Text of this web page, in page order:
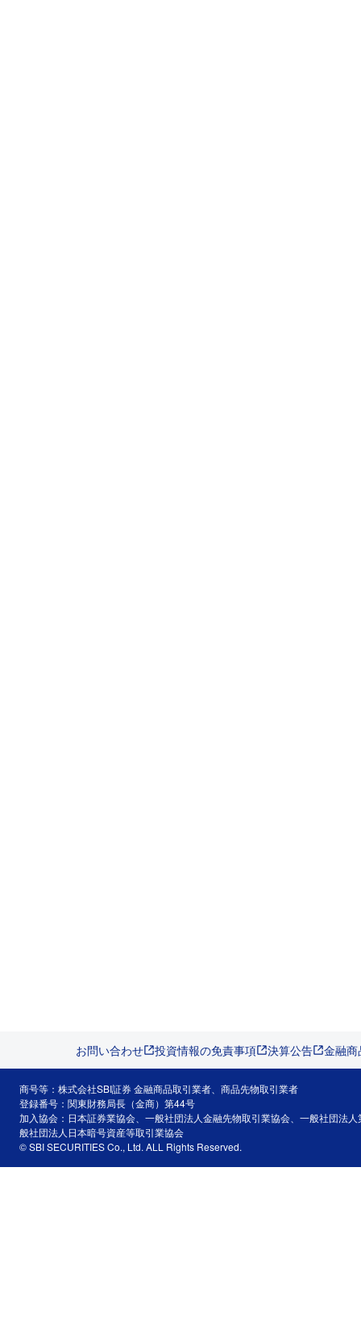
お問い合わせ 投資情報の免責事項 決算公告 金融
商号等：株式会社SBI証券 金融商品取引業者、商品先物取引業者
登録番号：関東財務局長（金商）第44号
加入協会：日本証券業協会、一般社団法人金融先物取引業協会、一般社団法
般社団法人日本暗号資産等取引業協会
© SBI SECURITIES Co., Ltd. ALL Rights Reserved.